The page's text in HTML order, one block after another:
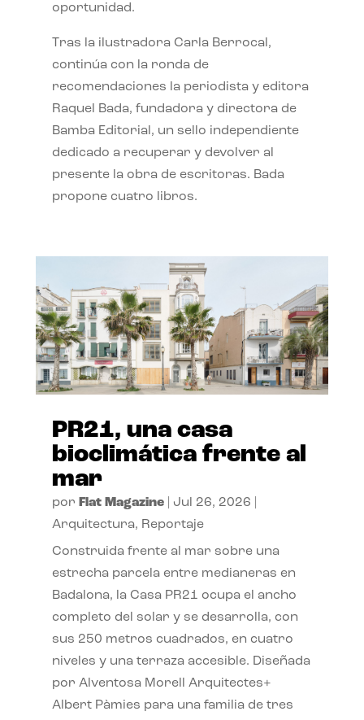
oportunidad.
Tras la ilustradora Carla Berrocal,
continúa con la ronda de
recomendaciones la periodista y editora
Raquel Bada, fundadora y directora de
Bamba Editorial, un sello independiente
dedicado a recuperar y devolver al
presente la obra de escritoras. Bada
propone cuatro libros.
PR21, una casa
bioclimática frente al
mar
por Flat Magazine| Jul 26, 2026
Arquitectura, Reportaje
Construida frente al mar sobre una
estrecha parcela entre medianeras en
Badalona, la Casa PR21 ocupa el ancho
completo del solar y se desarrolla, con
sus 250 metros cuadrados, en cuatro
niveles y una terraza accesible. Diseñada
por Alventosa Morell Arquitectes+
Albert Pàmies para una familia de tres